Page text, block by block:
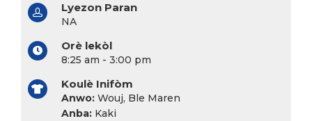
Lyezon Paran
NA
Orè lekòl
8:25 am - 3:00 pm
Koulè Inifòm
Anwo: Wouj, Ble Maren
Anba: Kaki